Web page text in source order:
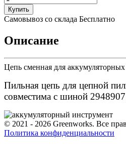
Купить
Самовывоз со склада Бесплатно
Описание
Цепь сменная для
Пильная цепь для цепной
совместима с шиной
© 2021 - 2026 Greenworks. Все
Политика конфиденциальности